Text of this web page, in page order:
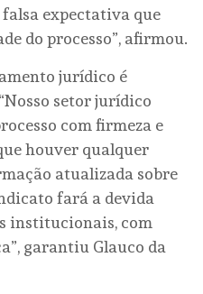
expectativa que
do processo”, afirmou.
jurídico é
setor jurídico
com firmeza e
houver qualquer
atualizada sobre
fará a devida
institucionais, com
garantiu Glauco da